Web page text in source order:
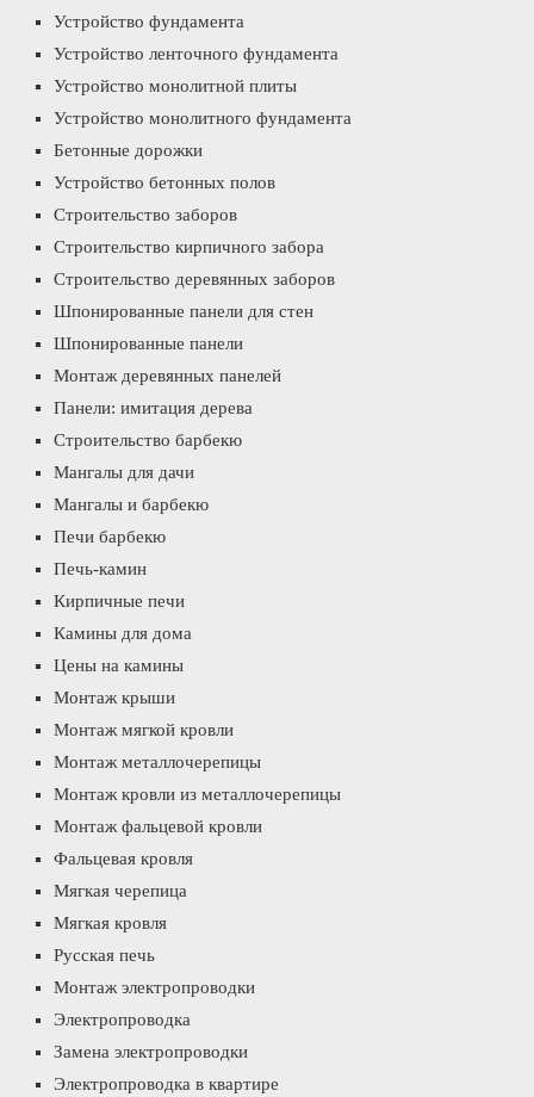
Устройство фундамента
Устройство ленточного фундамента
Устройство монолитной плиты
Устройство монолитного фундамента
Бетонные дорожки
Устройство бетонных полов
Строительство заборов
Строительство кирпичного забора
Строительство деревянных заборов
Шпонированные панели для стен
Шпонированные панели
Монтаж деревянных панелей
Панели: имитация дерева
Строительство барбекю
Мангалы для дачи
Мангалы и барбекю
Печи барбекю
Печь-камин
Кирпичные печи
Камины для дома
Цены на камины
Монтаж крыши
Монтаж мягкой кровли
Монтаж металлочерепицы
Монтаж кровли из металлочерепицы
Монтаж фальцевой кровли
Фальцевая кровля
Мягкая черепица
Мягкая кровля
Русская печь
Монтаж электропроводки
Электропроводка
Замена электропроводки
Электропроводка в квартире